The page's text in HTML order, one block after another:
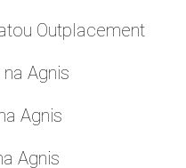
Outplacement
Agnis
Agnis
Agnis